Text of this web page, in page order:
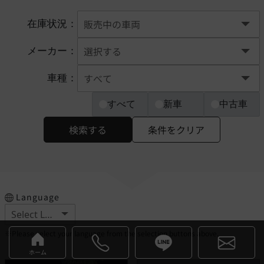
ホーム
在庫状況：
メーカー：
車種：
すべて 新車 中古車
検索する 条件をクリア
Language
※Please select your language from the selection buttons above.